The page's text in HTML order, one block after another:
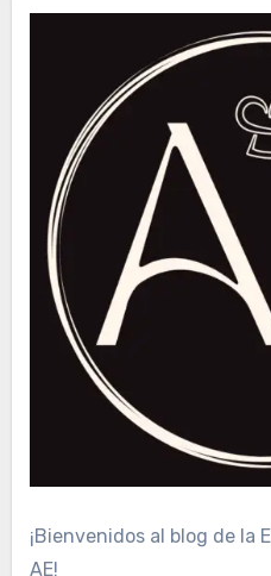
¡Bienvenidos al blog de la
AE!